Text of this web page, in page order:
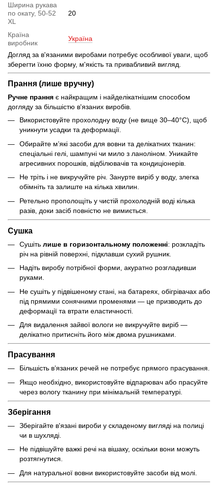
Ширина рукава
по окату, 50-52
XL
20
Країна
виробник
Україна
Догляд за в'язаними виробами потребує особливої уваги, щоб
зберегти їхню форму, м'якість та привабливий вигляд.
Прання (лише вручну)
Ручне прання є найкращим і найделікатнішим способом
догляду за більшістю в'язаних виробів.
Використовуйте прохолодну воду (не вище 30–40°C), щоб
уникнути усадки та деформації.
Обирайте м’які засоби для вовни та делікатних тканин:
спеціальні гелі, шампуні чи мило з ланоліном. Уникайте
агресивних порошків, відбілювачів та кондиціонерів.
Не тріть і не викручуйте річ. Занурте виріб у воду, злегка
обімніть та залиште на кілька хвилин.
Ретельно прополощіть у чистій прохолодній воді кілька
разів, доки засіб повністю не вимиється.
Сушка
Сушіть лише в горизонтальному положенні: розкладіть
річ на рівній поверхні, підклавши сухий рушник.
Надіть виробу потрібної форми, акуратно розгладивши
руками.
Не сушіть у підвішеному стані, на батареях, обігрівачах або
під прямими сонячними променями — це призводить до
деформації та втрати еластичності.
Для видалення зайвої вологи не викручуйте виріб —
делікатно притисніть його між двома рушниками.
Прасування
Більшість в’язаних речей не потребує прямого прасування.
Якщо необхідно, використовуйте відпарювач або прасуйте
через вологу тканину при мінімальній температурі.
Зберігання
Зберігайте в'язані вироби у складеному вигляді на полиці
чи в шухляді.
Не підвішуйте важкі речі на вішаку, оскільки вони можуть
розтягнутися.
Для натуральної вовни використовуйте засоби від молі.